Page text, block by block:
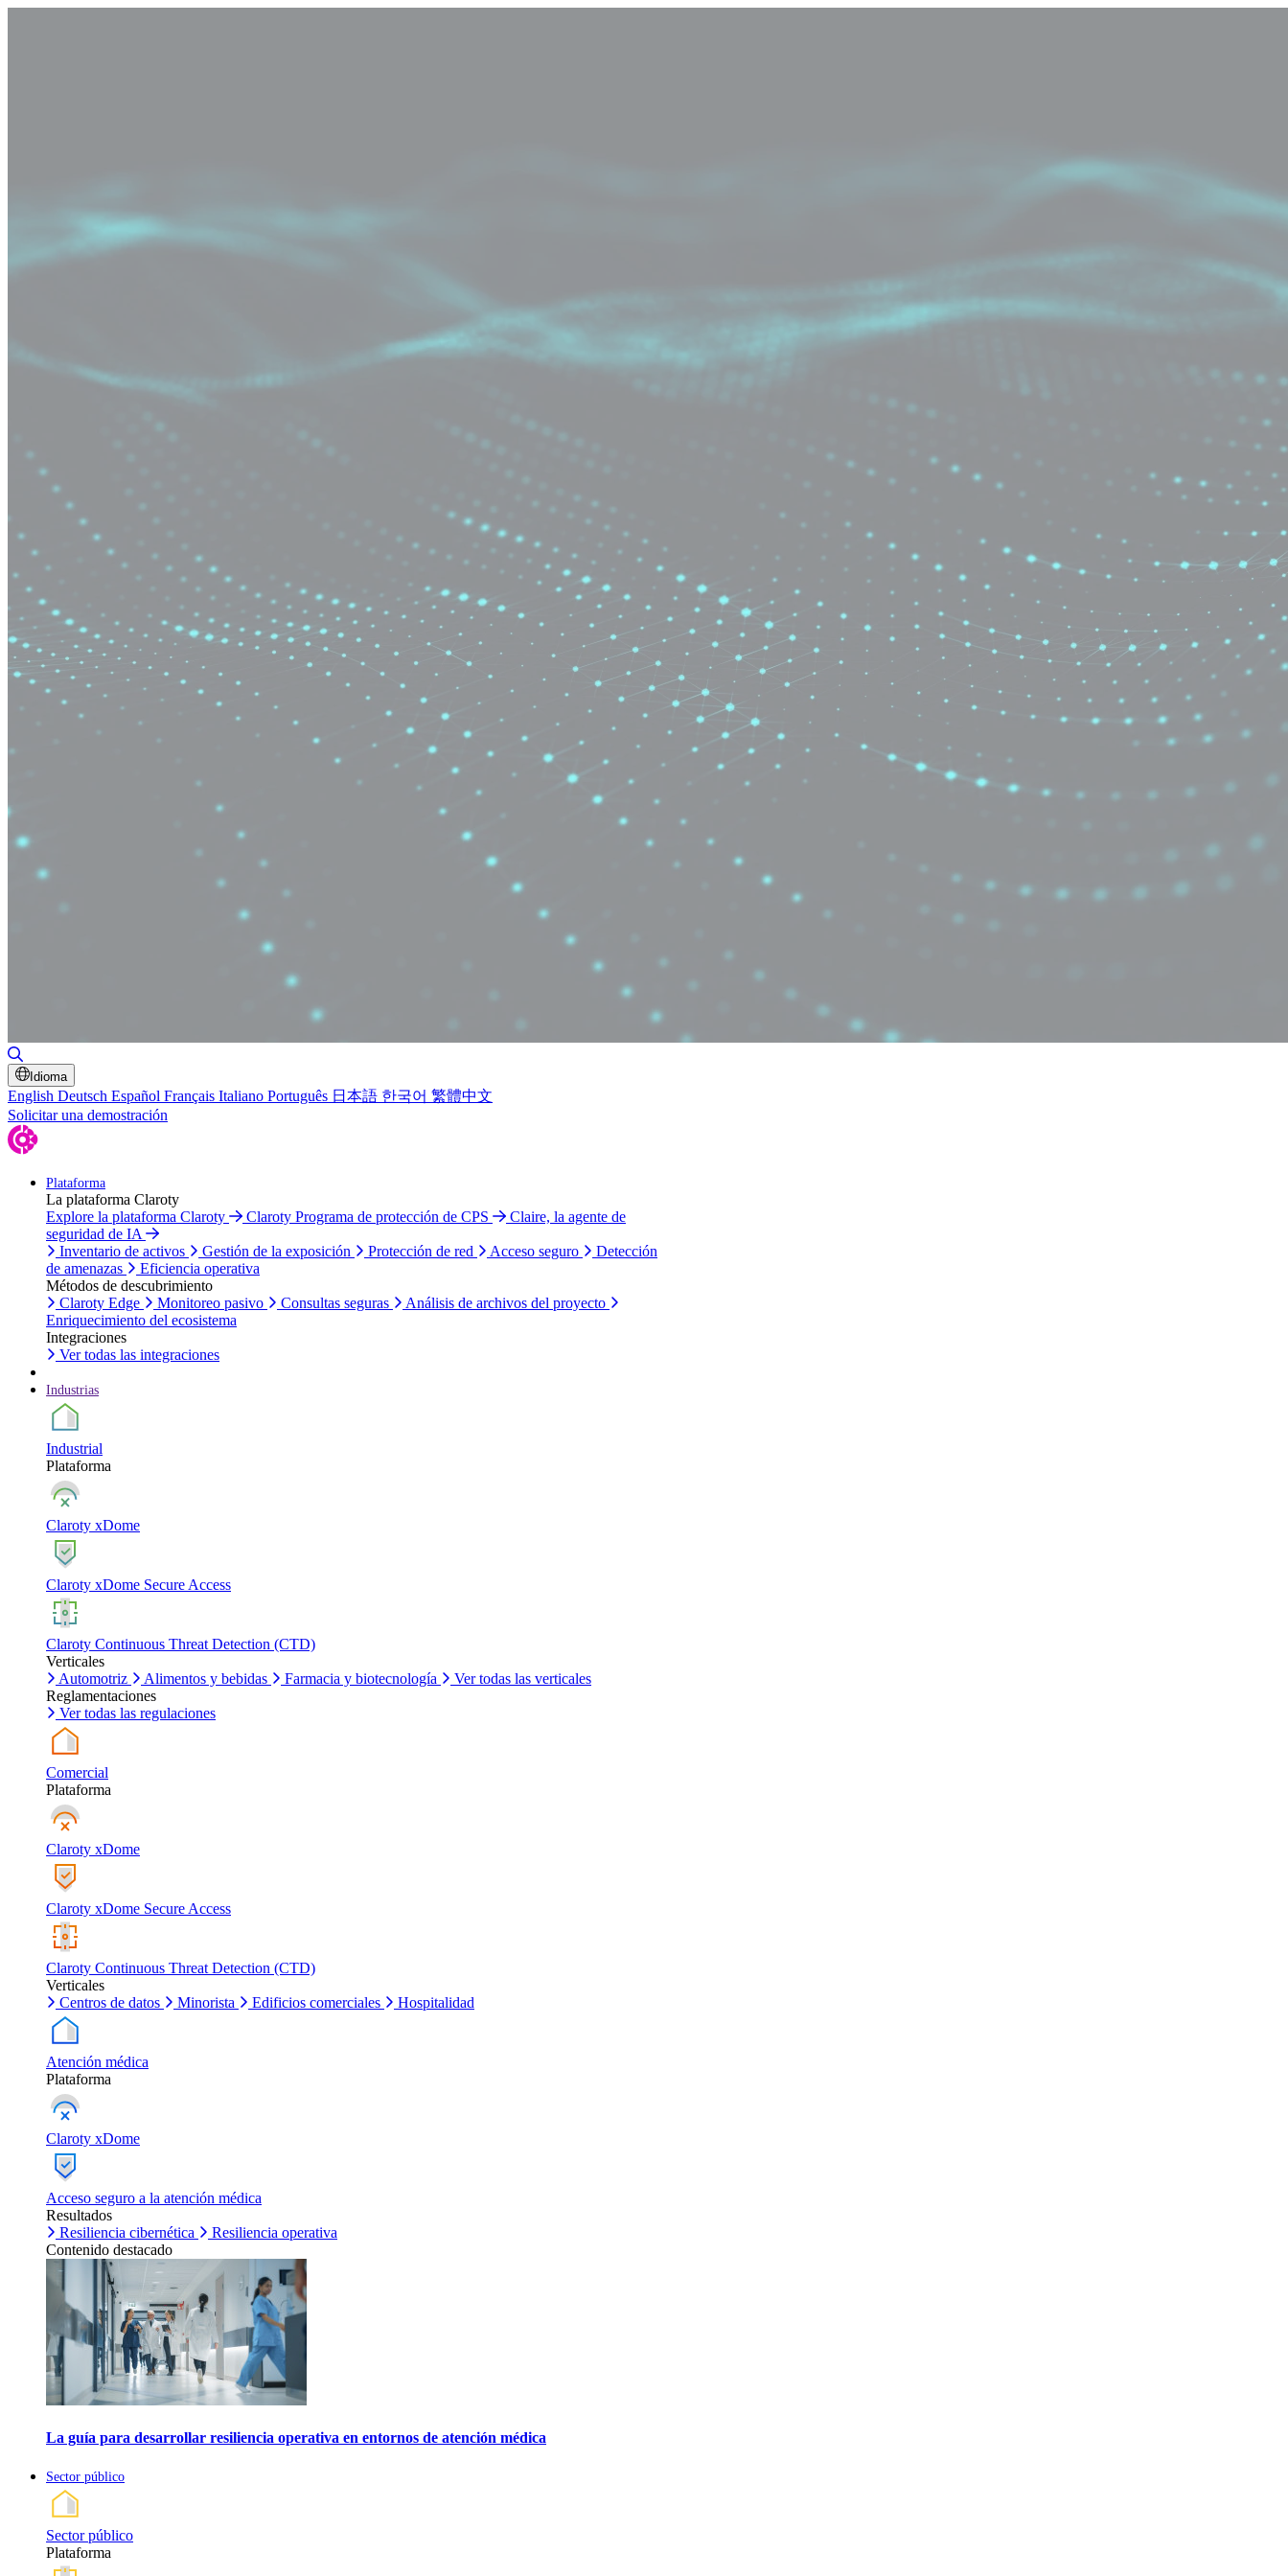
Idioma
English Deutsch Español Français Italiano Português 日本語 한국어 繁體中文
Solicitar una demostración
Plataforma
La plataforma Claroty
Explore la plataforma Claroty
Claroty Programa de protección de CPS
Claire, la agente de
seguridad de IA
Inventario de activos
Gestión de la exposición Protección de red Acceso seguro
Detección
de amenazas
Eficiencia operativa
Métodos de descubrimiento
Claroty Edge
Monitoreo pasivo Consultas seguras
Análisis de archivos del proyecto
Enriquecimiento del ecosistema
Integraciones
Ver todas las integraciones
Industrias
Industrial
Plataforma
Claroty xDome
Claroty xDome Secure Access
Claroty Continuous Threat Detection (CTD)
Verticales
Automotriz
Alimentos y bebidas Farmacia y biotecnología
Ver todas las verticales
Reglamentaciones
Ver todas las regulaciones
Comercial
Plataforma
Claroty xDome
Claroty xDome Secure Access
Claroty Continuous Threat Detection (CTD)
Verticales
Centros de datos
Minorista Edificios comerciales Hospitalidad
Atención médica
Plataforma
Claroty xDome
Acceso seguro a la atención médica
Resultados
Resiliencia cibernética
Resiliencia operativa
Contenido destacado
La guía para desarrollar resiliencia operativa en entornos de atención médica
Sector público
Sector público
Plataforma